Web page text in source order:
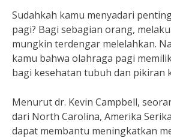
Sudahkah kamu menyadari
pagi? Bagi sebagian orang,
mungkin terdengar melelahkan.
kamu bahwa olahraga pagi
bagi kesehatan tubuh dan pikiran
Menurut dr. Kevin Campbell,
dari North Carolina, Amerika
dapat membantu meningkatkan